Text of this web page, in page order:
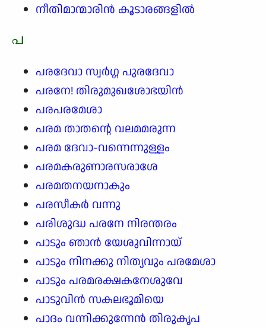
നീതിമാന്മാരിൻ കൂടാരങ്ങളിൽ
പ
പരദേവാ സ്വർഗ്ഗ പുരദേവാ
പരനേ! തിരുമുഖശോഭയിൻ
പരപരമേശാ
പരമ താതന്റെ വലമമരുന്ന
പരമ ദേവാ-വന്നെന്നുള്ളം
പരമകരുണാരസരാശേ
പരമതനയനാകും
പരസീകർ വന്നു
പരിശുദ്ധ പരനേ നിരന്തരം
പാടും ഞാൻ യേശുവിന്നായ്
പാടും നിനക്കു നിത്യവും പരമേശാ
പാടും പരമരക്ഷകനേശുവേ
പാടുവിൻ സകലഭൂമിയെ
പാദം വന്നിക്കുന്നേൻ തിരുകൃപ